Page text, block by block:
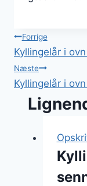
Forrige
Kyllingelår i
Næste
Kyllingelår i